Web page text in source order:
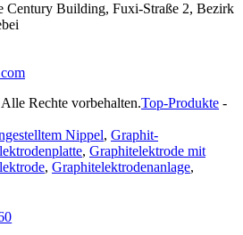
Century Building, Fuxi-Straße 2, Bezirk
Rechte vorbehalten.Top-Produkte -
Nippel, Graphit-
, Graphitelektrode mit
, Graphitelektrodenanlage,